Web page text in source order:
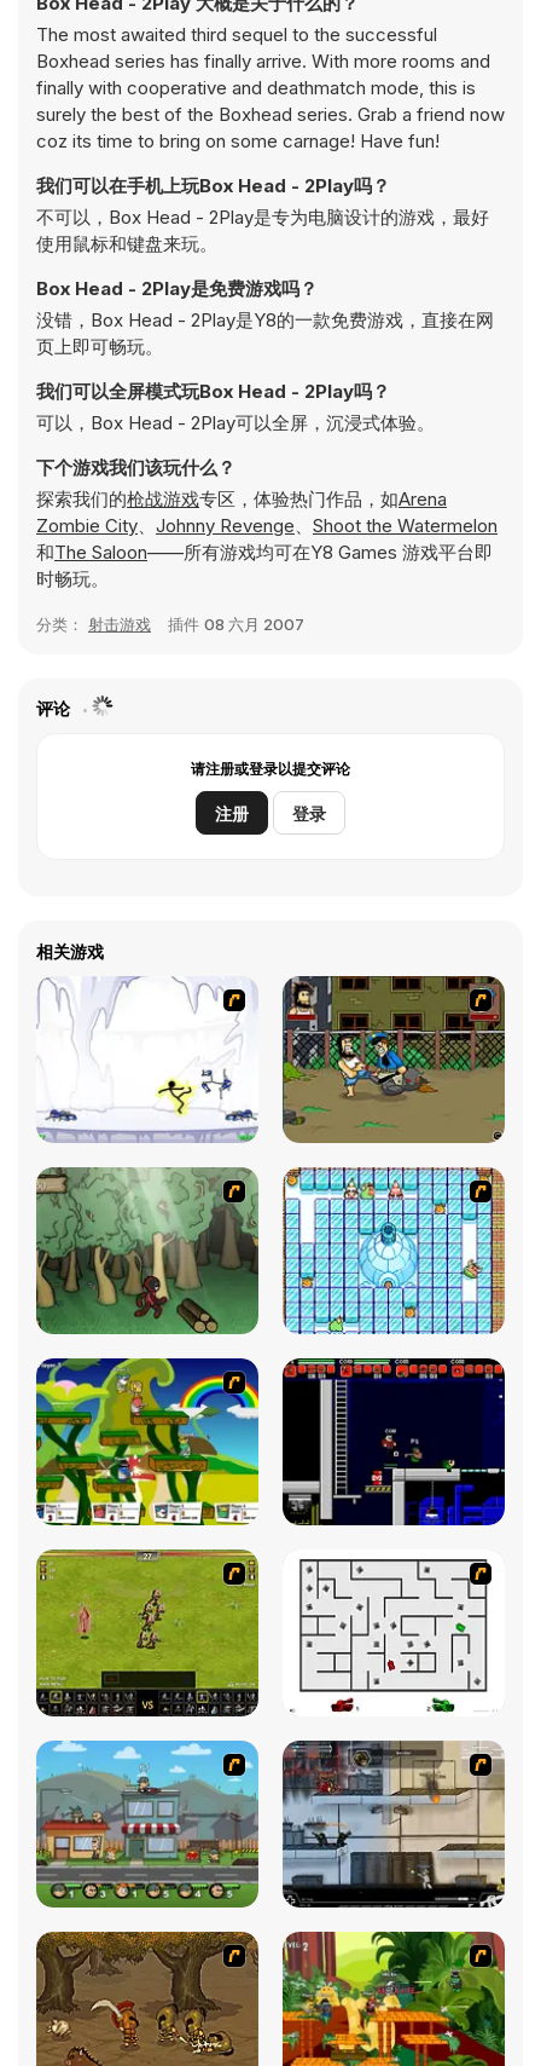
The most awaited third sequel to the successful
Boxhead series has finally arrive. With more rooms and
finally with cooperative and deathmatch mode, this is
surely the best of the Boxhead series. Grab a friend now
coz its time to bring on some carnage! Have fun!
我们可以在手机上玩Box Head - 2Play吗？
不可以，Box Head - 2Play是专为电脑设计的游戏，最好
使用鼠标和键盘来玩。
Box Head - 2Play是免费游戏吗？
没错，Box Head - 2Play是Y8的一款免费游戏，直接在网
页上即可畅玩。
我们可以全屏模式玩Box Head - 2Play吗？
可以，Box Head - 2Play可以全屏，沉浸式体验。
下个游戏我们该玩什么？
探索我们的枪战游戏专区，体验热门作品，如Arena
Zombie City、 Johnny Revenge、 Shoot the Watermelon
和The Saloon——所有游戏均可在Y8 Games 游戏平台即
时畅玩。
分类： 射击游戏 插件 08 六月 2007
评论
请注册或登录以提交评论
注册 登录
相关游戏